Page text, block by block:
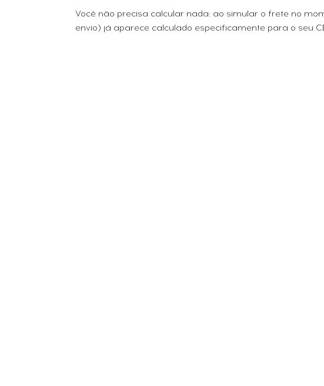
Você não precisa calcular nada: ao simular o frete no
envio) já aparece calculado especificamente para o seu